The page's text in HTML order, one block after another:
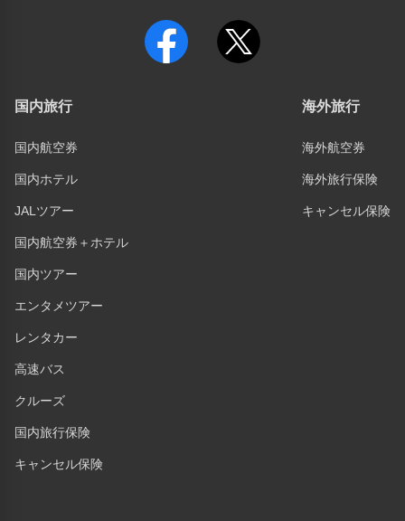
国内旅行
国内航空券
国内ホテル
JALツアー
国内航空券＋ホテル
国内ツアー
エンタメツアー
レンタカー
高速バス
クルーズ
国内旅行保険
キャンセル保険
海外旅行
海外航空券
海外旅行保険
キャンセル保険